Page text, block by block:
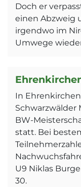
Doch er
einen Abzweig
irgendwo im
Umwege
In
Schwarzwälder
BW-
statt. Bei
U9 Niklas
30.